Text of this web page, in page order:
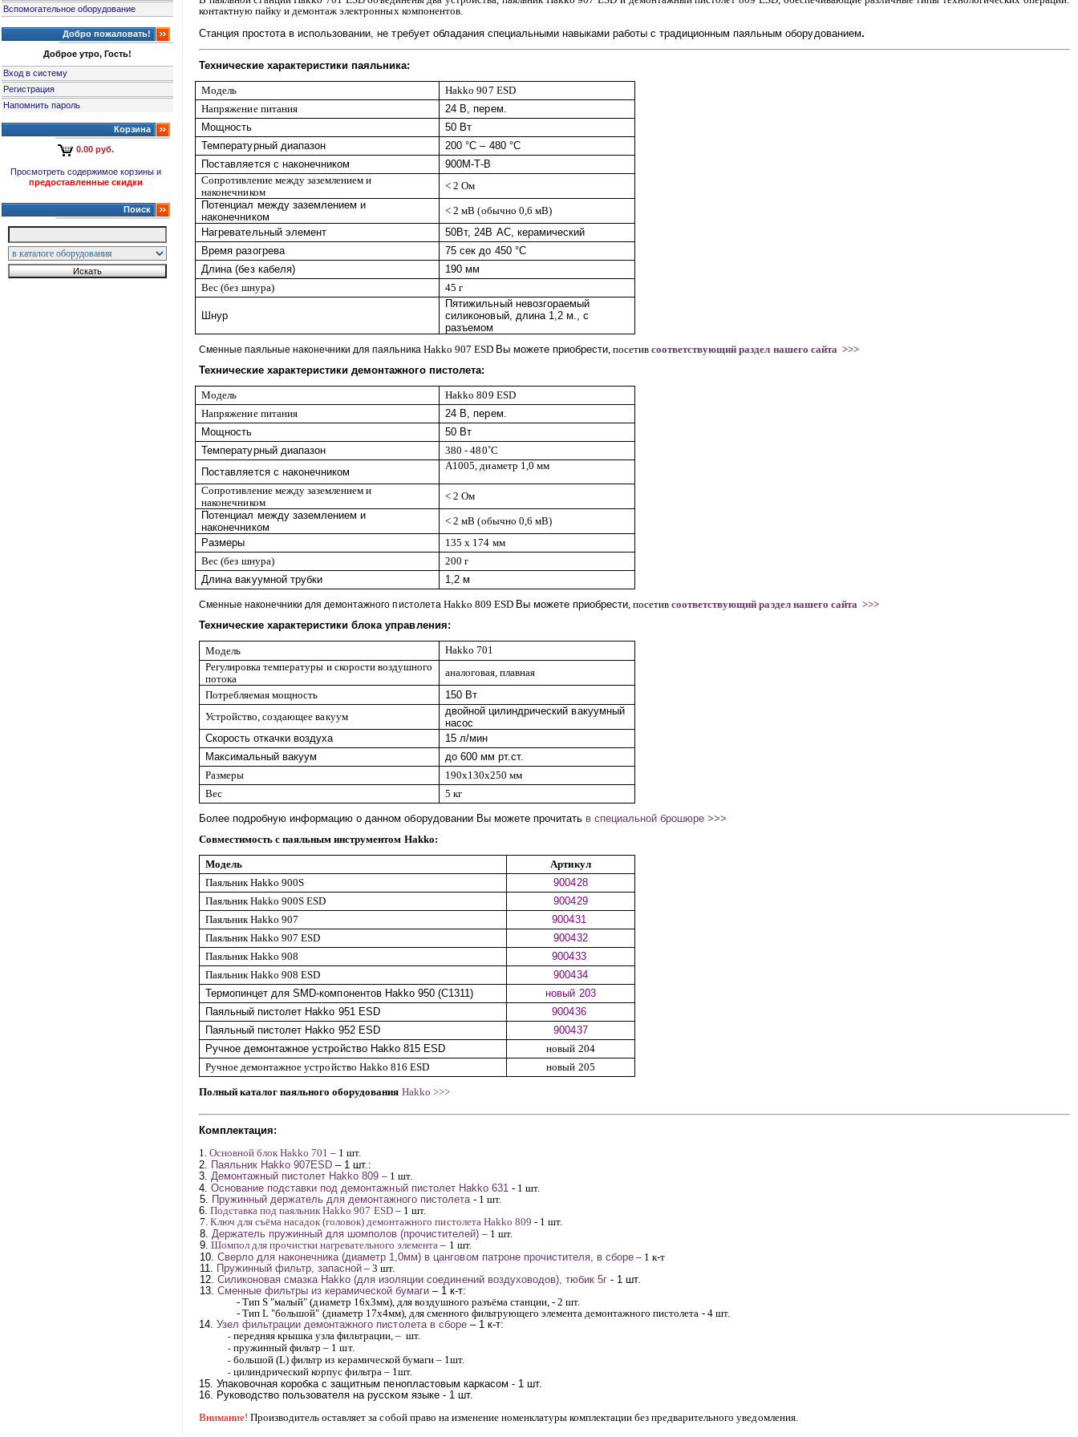
Вспомогательное оборудование
Добро пожаловать!
Доброе утро, Гость!
Вход в систему
Регистрация
Напомнить пароль
Корзина
0.00 руб.
Просмотреть содержимое корзины и
предоставленные скидки
Поиск
контактную пайку и демонтажэлектронных компонентов.
Станция простота в использовании, не требует обладания специальными навыками работы с традиционным паяльным оборудованием.
Технические характеристики паяльника:
Модель Hakko907 ESD
Напряжение питания
24 В, перем.
Мощность
50 Вт
Температурный диапазон
200 °С – 480 °С
Поставляется с наконечником
900М-Т-В
Сопротивление между заземлением и
наконечником
< 2 Ом
Потенциал между заземлением и
наконечником
< 2мВ (обычно 0,6 мВ)
Нагревательный элемент
50Вт, 24В АС, керамический
Время разогрева
75 сек до 450 °С
Длина (без кабеля)
190 мм
Вес (без шнура)
45 г
Шнур
Пятижильный невозгораемый
силиконовый, длина 1,2 м., с
разъемом
Cменные паяльные наконечники для паяльника Hakko 907 ESD Вы можете приобрести, посетивсоответствующий раздел нашего сайта >>>
Технические характеристики демонтажного пистолета:
Модель Hakko 809 ESD
Напряжение питания
24 В, перем.
Мощность
50 Вт
Температурный диапазон
380 - 480˚С
Поставляется с наконечником
А1005, диаметр 1,0 мм
Сопротивление между заземлением и
наконечником
< 2 Ом
Потенциал между заземлением и
наконечником
< 2мВ (обычно 0,6 мВ)
Размеры
135 х 174 мм
Вес (без шнура)
200 г
Длина вакуумной трубки
1,2 м
Cменные наконечники для демонтажного пистолета Hakko 809 ESD Вы можете приобрести, посетивсоответствующий раздел нашего сайта >>>
Технические характеристики блока управления:
Модель
Hakko 701
Регулировка температуры и скорости воздушного
потока
аналоговая, плавная
Потребляемая мощность
150 Вт
Устройство, создающее вакуум
двойной цилиндрический вакуумный
насос
Скорость откачки воздуха
15 л/мин
Максимальный вакуум
до 600 мм рт.ст.
Размеры
190x130x250 мм
Вес
5 кг
Более подробную информацию о данном оборудовании Вы можете прочитать в специальной брошюре >>>
Совместимость с паяльным инструментом Hakko:
Модель
Артикул
ПаяльникHakko900S
900428
ПаяльникHakko900S ESD
900429
ПаяльникHakko907
900431
ПаяльникHakko907 ESD
900432
ПаяльникHakko908
900433
ПаяльникHakko908 ESD
900434
Термопинцет для SMD-компонентов Hakko 950 (C1311)
новый 203
Паяльный пистолет Hakko 951 ESD
900436
Паяльный пистолет Hakko 952 ESD
900437
Ручное демонтажное устройство Hakko 815 ESD
новый 204
Ручное демонтажное устройство Hakko 816 ESD
новый 205
Полный каталог паяльного оборудования Hakko >>>
Комплектация:
1.Основной блок Нakko 701 – 1 шт.
2. Паяльник Hakko 907ESD – 1 шт.:
3.Демонтажный пистолет Hakko 809 – 1 шт.
4.Основание подставки под демонтажный пистолет Hakko 631 - 1 шт.
5. Пружинный держатель для демонтажного пистолета - 1 шт.
6. Подставка под паяльникHakko 907 ESD – 1 шт.
7. Ключ для съёма насадок (головок) демонтажного пистолета Hakko 809 - 1 шт.
8. Держатель пружинный для шомполов (прочистителей) – 1 шт.
9. Шомпол для прочистки нагревательного элемента – 1 шт.
10. Сверло для наконечника (диаметр 1,0мм) в цанговом патроне прочистителя, в сборе – 1 к-т
11. Пружинный фильтр, запасной – 3 шт.
12. Силиконовая смазка Hakko (для изоляции соединений воздуховодов), тюбик 5г - 1 шт.
13. Сменные фильтры из керамической бумаги – 1 к-т:
- Тип S "малый" (диаметр 16х3мм), для воздушного разъёма станции,- 2 шт.
- Тип L "большой" (диаметр 17х4мм), для сменного фильтрующего элемента демонтажного пистолета - 4 шт.
14.Узел фильтрации демонтажного пистолета в сборе– 1 к-т:
-передняя крышка узла фильтрации, – шт.
-пружинный фильтр – 1 шт.
-большой (L) фильтр из керамической бумаги – 1шт.
-цилиндрический корпус фильтра – 1шт.
15.Упаковочная коробка с защитным пенопластовым каркасом - 1 шт.
16. Руководство пользователя на русском языке - 1 шт.
Внимание! Производитель оставляет за собой право на изменение номенклатуры комплектации без предварительного уведомления.